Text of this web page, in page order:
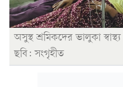
অসুস্থ শ্রমিকদের ভালুকা
ছবি: সংগৃহীত